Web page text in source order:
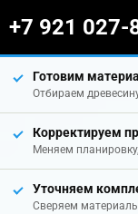
+7 921 027-
Готовим
Отбираем
Корректируем
Меняем
Уточняем
Сверяем материалы